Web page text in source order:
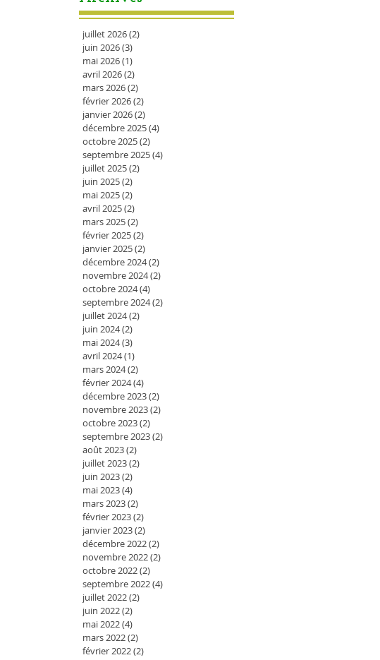
juillet 2026(2)
juin 2026(3)
mai 2026(1)
avril 2026(2)
mars 2026(2)
février 2026(2)
janvier 2026(2)
décembre 2025(4)
octobre 2025(2)
septembre 2025(4)
juillet 2025(2)
juin 2025(2)
mai 2025(2)
avril 2025(2)
mars 2025(2)
février 2025(2)
janvier 2025(2)
décembre 2024(2)
novembre 2024(2)
octobre 2024(4)
septembre 2024(2)
juillet 2024(2)
juin 2024(2)
mai 2024(3)
avril 2024(1)
mars 2024(2)
février 2024(4)
décembre 2023(2)
novembre 2023(2)
octobre 2023(2)
septembre 2023(2)
août 2023(2)
juillet 2023(2)
juin 2023(2)
mai 2023(4)
mars 2023(2)
février 2023(2)
janvier 2023(2)
décembre 2022(2)
novembre 2022(2)
octobre 2022(2)
septembre 2022(4)
juillet 2022(2)
juin 2022(2)
mai 2022(4)
mars 2022(2)
février 2022(2)